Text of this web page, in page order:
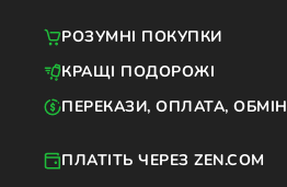
ПЛАТІТЬ ЧЕРЕЗ ZEN.COM
РОЗУМНІ ПОКУПКИ
КРАЩІ ПОДОРОЖІ
ПЕРЕКАЗИ, ОПЛАТА, ОБМІН